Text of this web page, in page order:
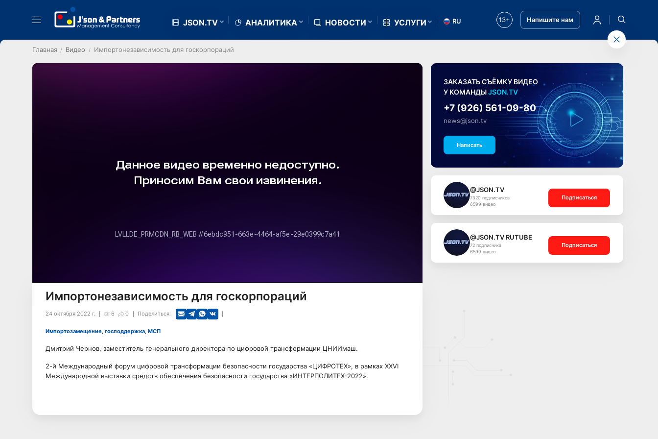
JSON.TV АНАЛИТИКА НОВОСТИ УСЛУГИ RU 13+ Напишите нам
Главная Видео Импортонезависимость для госкорпораций
Импортонезависимость для госкорпораций
6 0
24 октября 2022 г. Поделиться:
Импортозамещение, господдержка, МСП
Дмитрий Чернов, заместитель генерального директора по цифровой трансформации ЦНИИмаш.
2-й Международный форум цифровой трансформации безопасности государства «ЦИФРОТЕХ», в рамках XXVI
Международной выставки средств обеспечения безопасности государства «ИНТЕРПОЛИТЕХ-2022».
ЗАКАЗАТЬ СЪЁМКУ ВИДЕО
У КОМАНДЫJSON.TV
+7 (926) 561-09-80
news@json.tv
Написать
@JSON.TV
7320 подписчиков
6599 видео
Подписаться
@JSON.TV RUTUBE
72 подписчика
6599 видео
Подписаться